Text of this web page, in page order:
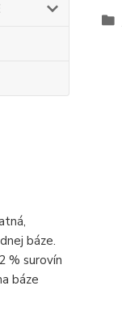
báze.
% surovín
báze